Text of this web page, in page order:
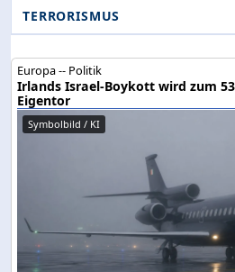
TERRORISMUS
Europa -- Politik
Irlands Israel-Boykott wird zum
Eigentor
Symbolbild / KI